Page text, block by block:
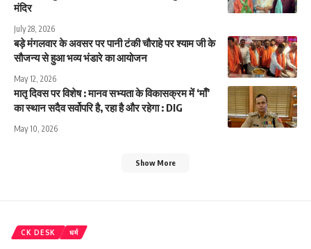
मंदिर
July 28, 2026
बड़े मंगलवार के अवसर पर पानी टंकी चौराहे पर श्याम जी के
सौजन्य से हुआ भव्य भंडारे का आयोजन
May 12, 2026
मातृ दिवस पर विशेष : मानव सभ्यता के विकासक्रम में ‘माँ’
का स्थान सदैव सर्वोपरि है, रहा है और रहेगा : DIG
May 10, 2026
Show More
CK DESK धर्म